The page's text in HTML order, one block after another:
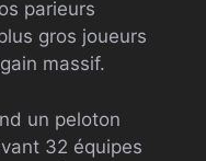
parieurs
gros joueurs
massif.
un peloton
32 équipes